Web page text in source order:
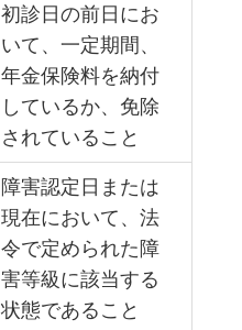
初診日の前日にお
いて、一定期間、
年金保険料を納付
しているか、免除
されていること
障害認定日または
現在において、法
令で定められた障
害等級に該当する
状態であること